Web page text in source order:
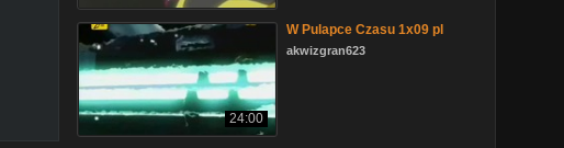
24:00
W Pulapce Czasu 1x09 pl
akwizgran623